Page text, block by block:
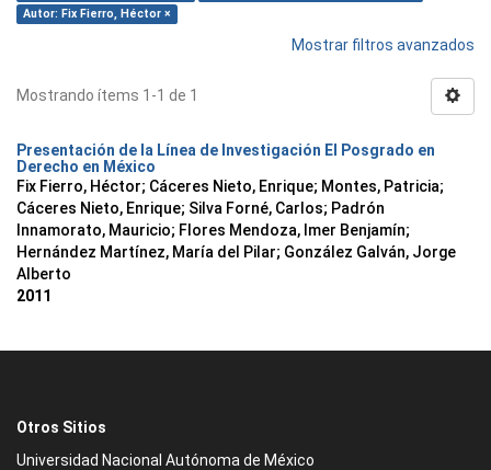
Autor: Fix Fierro, Héctor ×
Mostrar filtros avanzados
Mostrando ítems 1-1 de 1
Presentación de la Línea de Investigación El Posgrado en
Derecho en México
Fix Fierro, Héctor; Cáceres Nieto, Enrique; Montes, Patricia;
Cáceres Nieto, Enrique; Silva Forné, Carlos; Padrón
Innamorato, Mauricio; Flores Mendoza, Imer Benjamín;
Hernández Martínez, María del Pilar; González Galván, Jorge
Alberto
2011
Otros Sitios
Universidad Nacional Autónoma de México